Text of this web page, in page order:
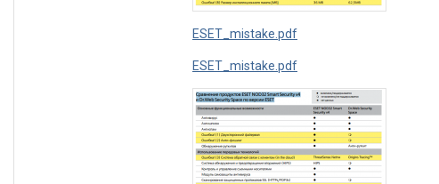
ESET_mistake.pdf
ESET_mistake.pdf